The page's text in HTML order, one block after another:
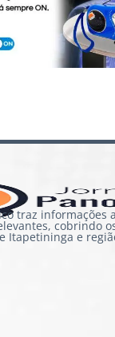
traz informações
cobrindo
Itapetininga e